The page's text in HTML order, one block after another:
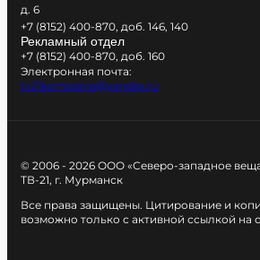
д. 6
+7 (8152) 400-870, доб. 146, 140
Рекламный отдел
+7 (8152) 400-870, доб. 160
Электронная почта:
tv21kompania@yandex.ru
© 2006 - 2026 ООО «Северо-западное
ТВ-21, г. Мурманск
Все права защищены. Цитирование и
возможно только с активной ссылкой на